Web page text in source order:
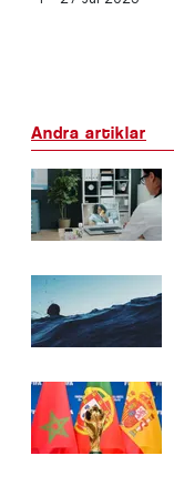
Andra artiklar